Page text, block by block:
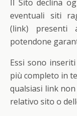
Il Sito declina
eventuali siti
(link) presenti
potendone
Essi sono
più completo in
qualsiasi link
relativo sito o